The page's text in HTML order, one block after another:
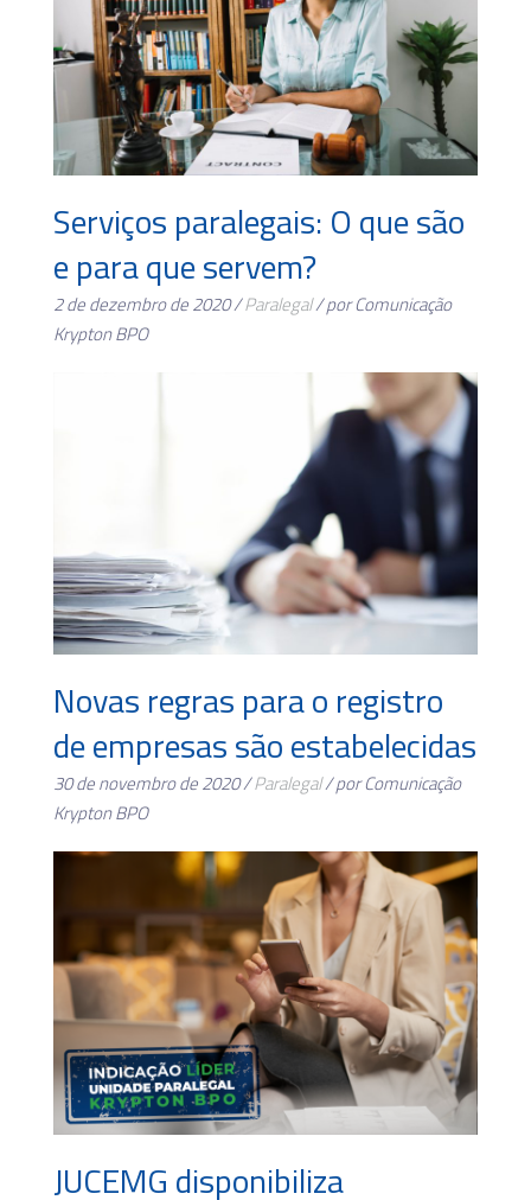
Serviços paralegais: O que são
e para que servem?
2 de dezembro de 2020 /Paralegal/ por Comunicação
Krypton BPO
Novas regras para o registro
de empresas são estabelecidas
30 de novembro de 2020 /Paralegal/ por Comunicação
Krypton BPO
JUCEMG disponibiliza